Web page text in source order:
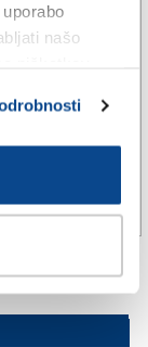
našo